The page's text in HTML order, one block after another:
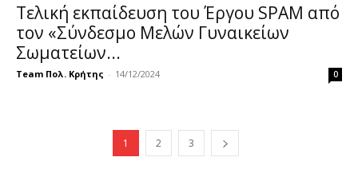
Τελική εκπαίδευση του Έργου SPAM από
τον «Σύνδεσμο Μελών Γυναικείων
Σωματείων...
Team Πολ. Κρήτης - 14/12/2024 0
1 2 3